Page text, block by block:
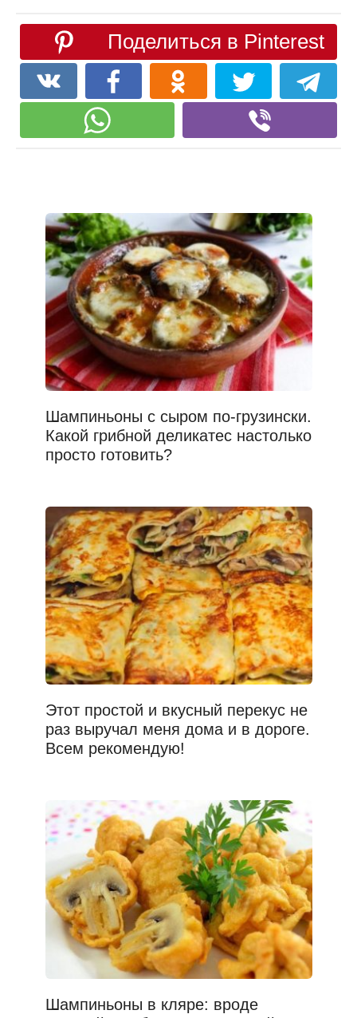
Поделиться в Pinterest
Шампиньоны с сыром по-грузински.
Какой грибной деликатес настолько
просто готовить?
Этот простой и вкусный перекус не
раз выручал меня дома и в дороге.
Всем рекомендую!
Шампиньоны в кляре: вроде